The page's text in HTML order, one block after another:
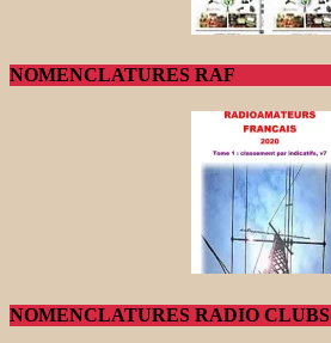
NOMENCLATURES RAF
NOMENCLATURES RADIO CLUBS